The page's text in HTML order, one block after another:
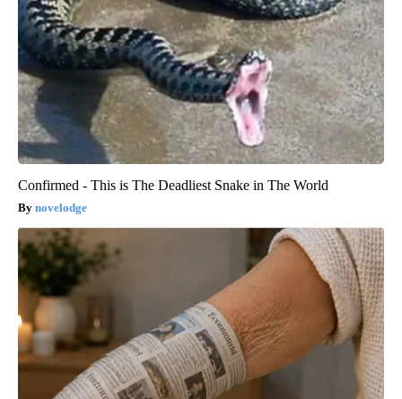
Confirmed - This is The Deadliest Snake in The World
novelodge